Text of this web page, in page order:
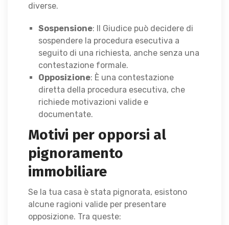
diverse.
Sospensione: Il Giudice può decidere di
sospendere la procedura esecutiva a
seguito di una richiesta, anche senza una
contestazione formale.
Opposizione: È una contestazione
diretta della procedura esecutiva, che
richiede motivazioni valide e
documentate.
Motivi per opporsi al
pignoramento
immobiliare
Se la tua casa è stata pignorata, esistono
alcune ragioni valide per presentare
opposizione. Tra queste: